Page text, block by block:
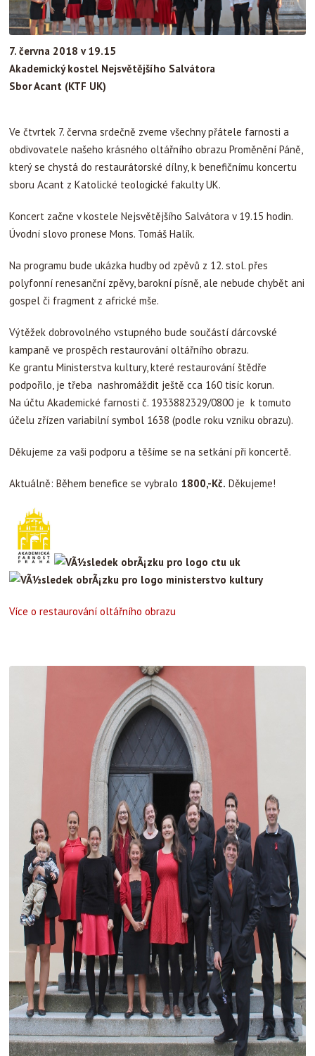
7. června 2018 v 19.15
Akademický kostel Nejsvětějšího Salvátora
Sbor Acant (KTF UK)
Ve čtvrtek 7. června srdečně zveme všechny přátele farnosti a
obdivovatele našeho krásného oltářního obrazu Proměnění Páně,
který se chystá do restaurátorské dílny, k benefičnímu koncertu
sboru Acant z Katolické teologické fakulty UK.
Koncert začne v kostele Nejsvětějšího Salvátora v 19.15 hodin.
Úvodní slovo pronese Mons. Tomáš Halík.
Na programu bude ukázka hudby od zpěvů z 12. stol. přes
polyfonní renesanční zpěvy, barokní písně, ale nebude chybět ani
gospel či fragment z africké mše.
Výtěžek dobrovolného vstupného bude součástí dárcovské
kampaně ve prospěch restaurování oltářního obrazu.
Ke grantu Ministerstva kultury, které restaurování štědře
podpořilo, je třeba nashromáždit ještě cca 160 tisíc korun.
Na účtu Akademické farnosti č. 1933882329/0800 je k tomuto
účelu zřízen variabilní symbol 1638 (podle roku vzniku obrazu).
Děkujeme za vaši podporu a těšíme se na setkání při koncertě.
Aktuálně: Během benefice se vybralo 1800,-Kč. Děkujeme!
Více o restaurování oltářního obrazu